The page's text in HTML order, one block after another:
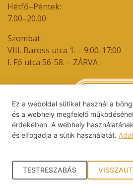
Hétfő–Péntek:
7.00–20.00
Szombat:
VIII. Baross utca 1. – 9:00-17:00
I. Fő utca 56-58. – ZÁRVA
Ez a weboldal sütiket használ a
és a webhely megfelelő
érdekében. A webhely
és elfogadja a sütik használatát.
TESTRESZABÁS